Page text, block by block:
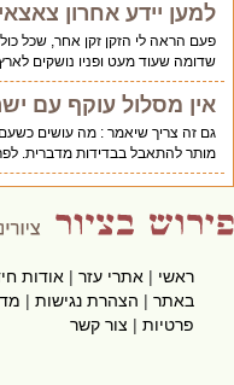
למען יידע אחרון
פעם הראה לי הזקן זקן אחר, שכל
שדומה שעוד מעט ופניו נושקים לארץ.
אין מסלול עוקף עם
גם זה צריך שיאמר : מה עושים כשעם
מותר להתאבל בבדידות מדברית.
ראשי|אתרי עזר|אודות
באתר|הצהרת נגישות|
פרטיות|צור קשר